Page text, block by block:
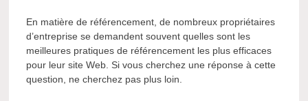
En matière de référencement, de nombreux propriétaires
d’entreprise se demandent souvent quelles sont les
meilleures pratiques de référencement les plus efficaces
pour leur site Web. Si vous cherchez une réponse à cette
question, ne cherchez pas plus loin.